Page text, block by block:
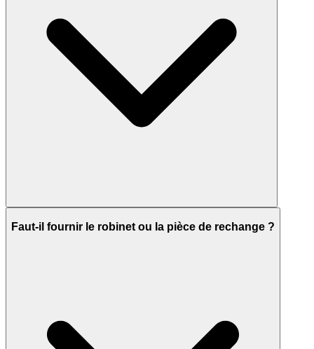
Faut-il fournir le robinet ou la pièce de rechange ?